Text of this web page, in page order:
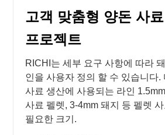
고객 맞춤형 양돈 사
프로젝트
RICHI는 세부 요구 사항에 따라
인을 사용자 정의 할 수 있습니다.
사료 생산에 사용되는 라인
사료 펠렛, 3-4mm 돼지 등 펠렛
필요한 크기.